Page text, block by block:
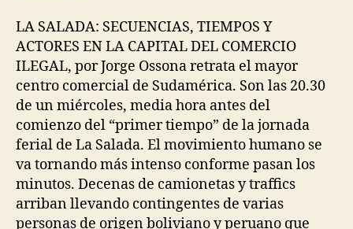
LA SALADA: SECUENCIAS, TIEMPOS Y
ACTORES EN LA CAPITAL DEL COMERCIO
ILEGAL, por Jorge Ossona retrata el mayor
centro comercial de Sudamérica. Son las 20.30
de un miércoles, media hora antes del
comienzo del “primer tiempo” de la jornada
ferial de La Salada. El movimiento humano se
va tornando más intenso conforme pasan los
minutos. Decenas de camionetas y traffics
arriban llevando contingentes de varias
personas de origen boliviano y peruano que